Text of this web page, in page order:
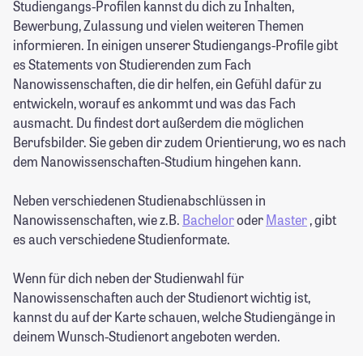
Studiengangs-Profilen kannst du dich zu Inhalten,
Bewerbung, Zulassung und vielen weiteren Themen
informieren. In einigen unserer Studiengangs-Profile gibt
es Statements von Studierenden zum Fach
Nanowissenschaften, die dir helfen, ein Gefühl dafür zu
entwickeln, worauf es ankommt und was das Fach
ausmacht. Du findest dort außerdem die möglichen
Berufsbilder. Sie geben dir zudem Orientierung, wo es nach
dem Nanowissenschaften-Studium hingehen kann.
Neben verschiedenen Studienabschlüssen in
Nanowissenschaften, wie z.B. BacheloroderMaster, gibt
es auch verschiedene Studienformate.
Wenn für dich neben der Studienwahl für
Nanowissenschaften auch der Studienort wichtig ist,
kannst du auf der Karte schauen, welche Studiengänge in
deinem Wunsch-Studienort angeboten werden.